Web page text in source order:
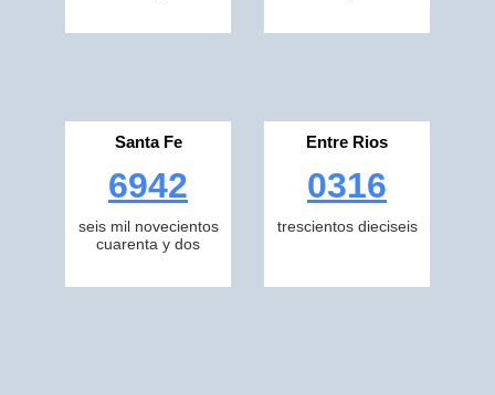
Santa Fe
6942
seis mil novecientos
cuarenta y dos
Entre Rios
0316
trescientos dieciseis